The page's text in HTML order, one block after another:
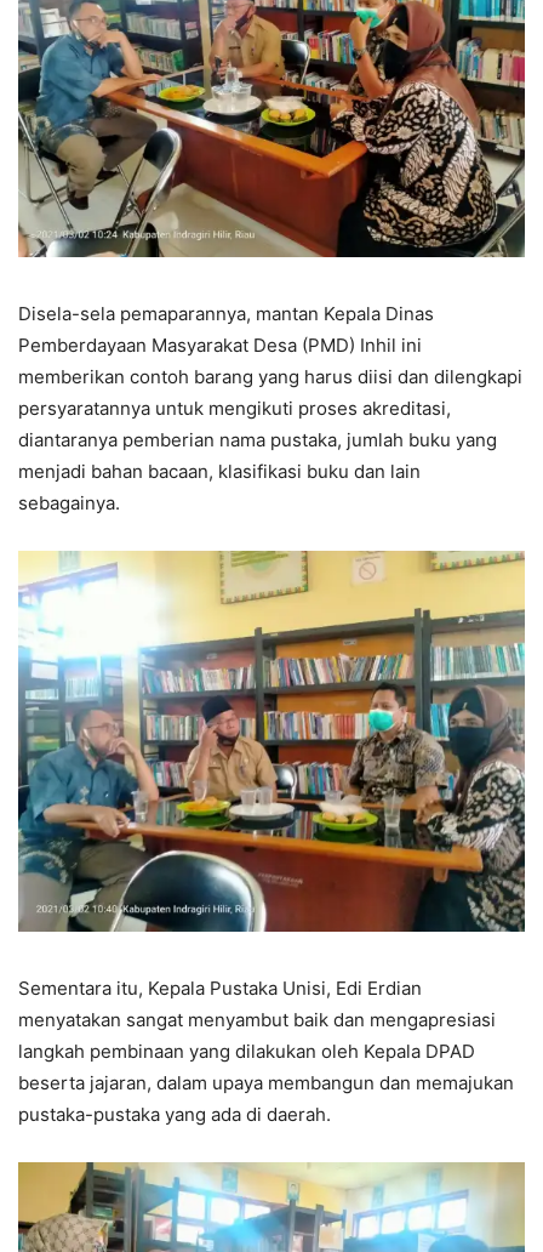
Disela-sela pemaparannya, mantan Kepala Dinas
Pemberdayaan Masyarakat Desa (PMD) Inhil ini
memberikan contoh barang yang harus diisi dan dilengkapi
persyaratannya untuk mengikuti proses akreditasi,
diantaranya pemberian nama pustaka, jumlah buku yang
menjadi bahan bacaan, klasifikasi buku dan lain
sebagainya.
Sementara itu, Kepala Pustaka Unisi, Edi Erdian
menyatakan sangat menyambut baik dan mengapresiasi
langkah pembinaan yang dilakukan oleh Kepala DPAD
beserta jajaran, dalam upaya membangun dan memajukan
pustaka-pustaka yang ada di daerah.